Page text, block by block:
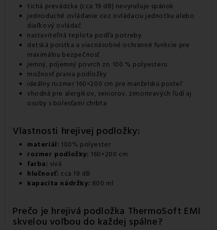
tichá prevádzka (cca 19 dB) nevyrušuje spánok
jednoduché ovládanie cez ovládaciu jednotku alebo
diaľkový ovládač
nastaviteľná teplota podľa potreby
detská poistka a viacnásobné ochranné funkcie pre
maximálnu bezpečnosť
jemný, príjemný povrch zo 100 % polyesteru
možnosť prania podložky
ideálny rozmer 160×200 cm pre manželskú posteľ
vhodná pre alergikov, seniorov, zimomravých ľudí aj
osoby s bolesťami chrbta
Vlastnosti hrejivej podložky:
materiál: 100% polyester
rozmer podložky: 160×200 cm
farba: sivá
hlučnosť: cca 19 dB
kapacita nádržky: 800 ml
Prečo je hrejivá podložka ThermoSoft EMI
skvelou voľbou do každej spálne?